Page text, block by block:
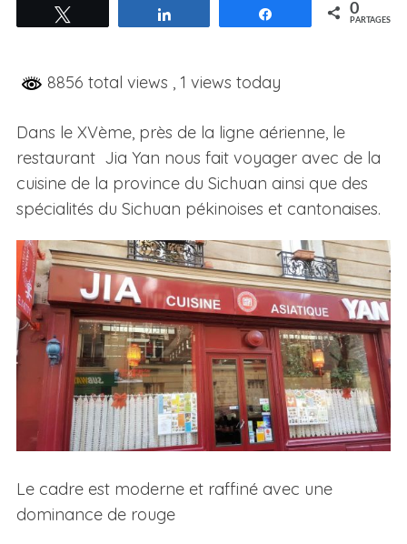
Partagez 0
PARTAGES
8856 total views , 1 views today
Dans le XVème, près de la ligne aérienne, le
restaurant Jia Yan nous fait voyager avec de la
cuisine de la province du Sichuan ainsi que des
spécialités du Sichuan pékinoises et cantonaises.
Le cadre est moderne et raffiné avec une
dominance de rouge